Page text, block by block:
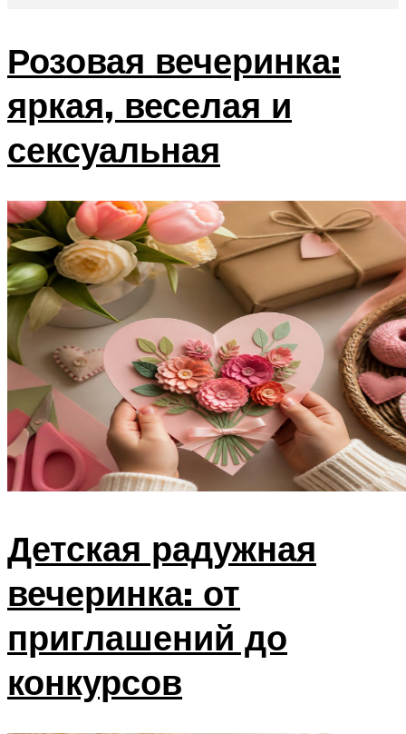
Розовая вечеринка:
яркая, веселая и
сексуальная
Детская радужная
вечеринка: от
приглашений до
конкурсов